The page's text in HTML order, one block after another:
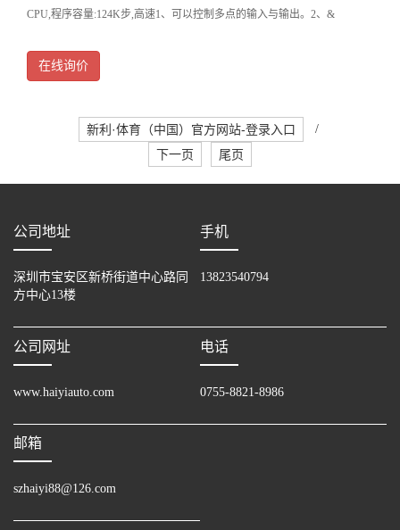
CPU,程序容量:124K步,高速1、可以控制多点的输入与输出。2、&
在线询价
新利·体育（中国）官方网站-登录入口 /
下一页 尾页
公司地址
深圳市宝安区新桥街道中心路同
方中心13楼
手机
13823540794
公司网址
www.haiyiauto.com
电话
0755-8821-8986
邮箱
szhaiyi88@126.com